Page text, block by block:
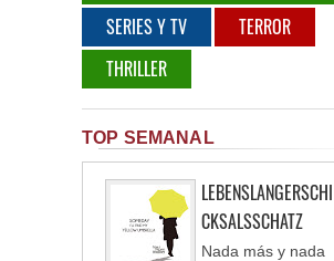
SERIES Y TV
TERROR
THRILLER
TOP SEMANAL
LEBENSLANGERSCHI
CKSALSSCHATZ
Nada más y nada